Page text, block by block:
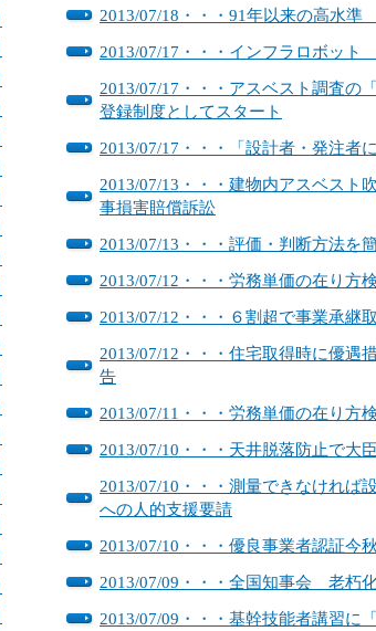
2013/07/18・・・91年以来の高水
2013/07/17・・・インフラロボッ
2013/07/17・・・アスベスト調査
登録制度としてスタート
2013/07/17・・・「設計者・発注
2013/07/13・・・建物内アスベス
事損害賠償訴訟
2013/07/13・・・評価・判断方法
2013/07/12・・・労務単価の在り
2013/07/12・・・６割超で事業承
2013/07/12・・・住宅取得時に優
告
2013/07/11・・・労務単価の在り
2013/07/10・・・天井脱落防止で
2013/07/10・・・測量できなけれ
への人的支援要請
2013/07/10・・・優良事業者認証
2013/07/09・・・全国知事会 老朽
2013/07/09・・・基幹技能者講習